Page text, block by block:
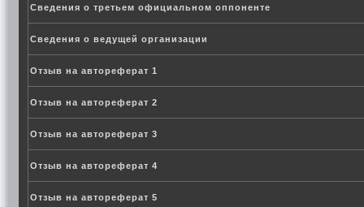
Сведения о третьем официальном оппоненте
Сведения о ведущей организации
Отзыв на автореферат 1
Отзыв на автореферат 2
Отзыв на автореферат 3
Отзыв на автореферат 4
Отзыв на автореферат 5